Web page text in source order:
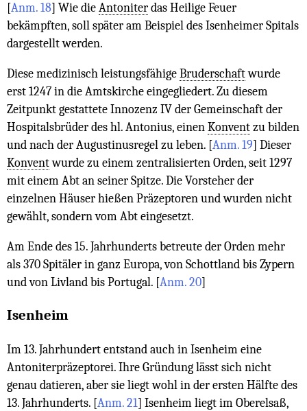
[Anm. 18] Wie die Antoniter das Heilige Feuer
bekämpften, soll später am Beispiel des Isenheimer Spitals
dargestellt werden.
Diese medizinisch leistungsfähige Bruderschaftwurde
erst 1247 in die Amtskirche eingegliedert. Zu diesem
Zeitpunkt gestattete Innozenz IV der Gemeinschaft der
Hospitalsbrüder des hl. Antonius, einen Konvent zu bilden
und nach der Augustinusregel zu leben. [Anm. 19] Dieser
Konventwurde zu einem zentralisierten Orden, seit 1297
mit einem Abt an seiner Spitze. Die Vorsteher der
einzelnen Häuser hießen Präzeptoren und wurden nicht
gewählt, sondern vom Abt eingesetzt.
Am Ende des 15. Jahrhunderts betreute der Orden mehr
als 370 Spitäler in ganz Europa, von Schottland bis Zypern
und von Livland bis Portugal. [Anm. 20]
Isenheim
Im 13. Jahrhundert entstand auch in Isenheim eine
Antoniterpräzeptorei. Ihre Gründung lässt sich nicht
genau datieren, aber sie liegt wohl in der ersten Hälfte des
13. Jahrhunderts. [Anm. 21] Isenheim liegt im Oberelsaß,